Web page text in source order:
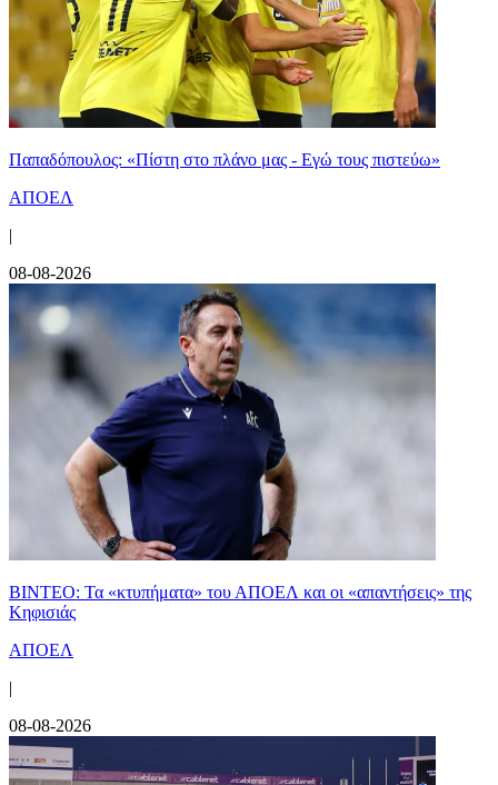
Παπαδόπουλος: «Πίστη στο πλάνο μας - Εγώ τους πιστεύω»
ΑΠΟΕΛ
|
08-08-2026
ΒΙΝΤΕΟ: Τα «κτυπήματα» του ΑΠΟΕΛ και οι «απαντήσεις» της
Κηφισιάς
ΑΠΟΕΛ
|
08-08-2026